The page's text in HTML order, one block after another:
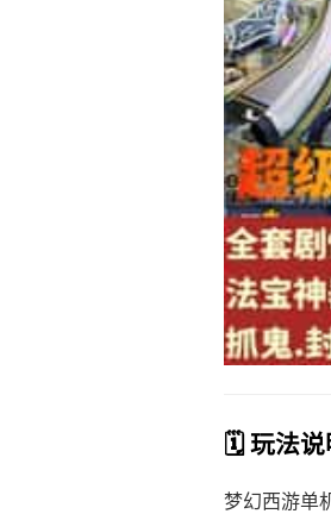
🗓️ 玩法说
梦幻西游单